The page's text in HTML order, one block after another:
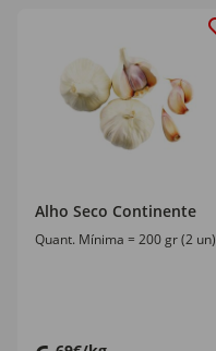
Alho Seco Continente
Quant. Mínima = 200 gr (2 un)